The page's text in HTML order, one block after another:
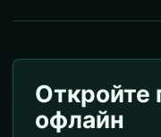
Откройте
офлайн